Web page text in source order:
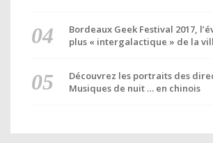
Bordeaux Geek Festival 2017,
plus « intergalactique » de la
Découvrez les portraits des
Musiques de nuit … en chinois